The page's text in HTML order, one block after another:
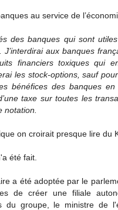
au service de
des banques qui sont
J’interdirai aux banques
financiers toxiques qui
les stock-options, sauf
bénéfices des banques
taxe sur toutes les
notation.
on croirait presque lire du
été fait.
a été adoptée par le
de créer une filiale
du groupe, le ministre de